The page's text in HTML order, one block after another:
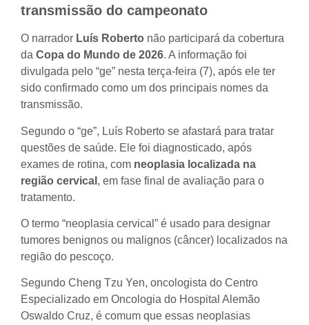
transmissão do campeonato
O narrador Luís Roberto não participará da cobertura
da Copa do Mundo de 2026. A informação foi
divulgada pelo “ge” nesta terça-feira (7), após ele ter
sido confirmado como um dos principais nomes da
transmissão.
Segundo o “ge”, Luís Roberto se afastará para tratar
questões de saúde. Ele foi diagnosticado, após
exames de rotina, com neoplasia localizada na
região cervical , em fase final de avaliação para o
tratamento.
O termo “neoplasia cervical” é usado para designar
tumores benignos ou malignos (câncer) localizados na
região do pescoço.
Segundo Cheng Tzu Yen, oncologista do Centro
Especializado em Oncologia do Hospital Alemão
Oswaldo Cruz, é comum que essas neoplasias